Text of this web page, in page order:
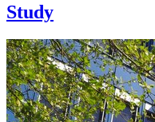
Study